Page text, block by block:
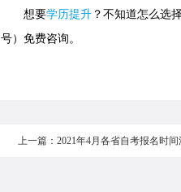
想要学历提升 ？不知道怎么选
号）免费咨询。
上一篇：2021年4月各省自考报名时间